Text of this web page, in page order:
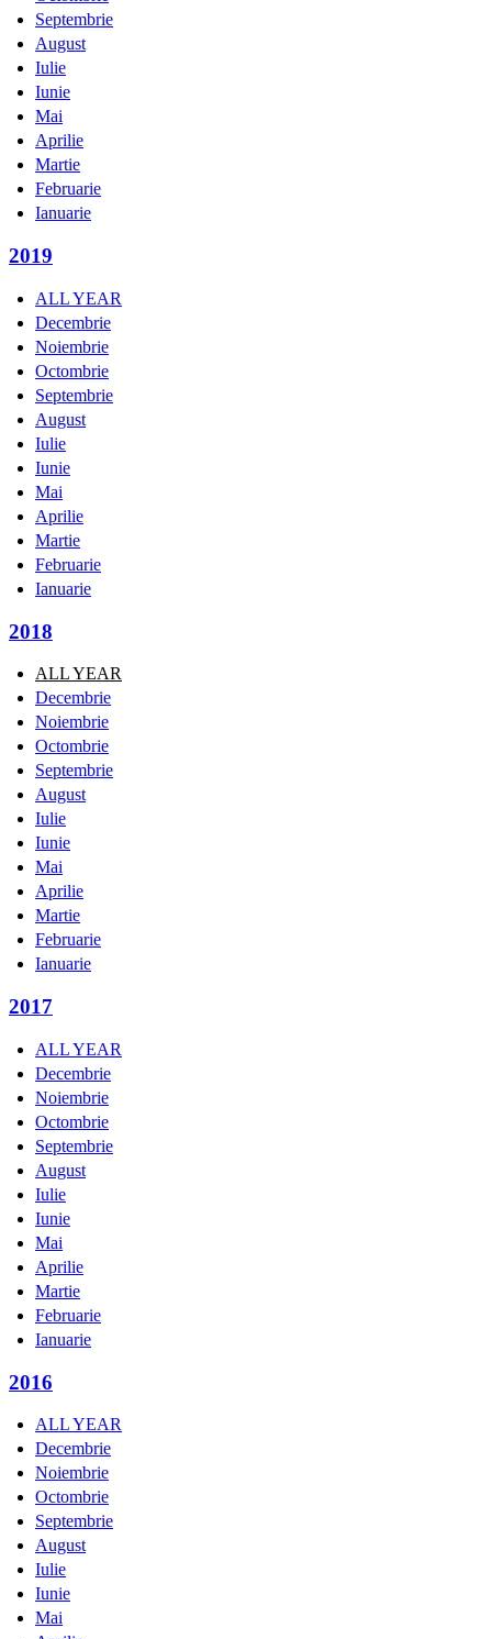
Septembrie
August
Iulie
Iunie
Mai
Aprilie
Martie
Februarie
Ianuarie
2019
ALL YEAR
Decembrie
Noiembrie
Octombrie
Septembrie
August
Iulie
Iunie
Mai
Aprilie
Martie
Februarie
Ianuarie
2018
ALL YEAR
Decembrie
Noiembrie
Octombrie
Septembrie
August
Iulie
Iunie
Mai
Aprilie
Martie
Februarie
Ianuarie
2017
ALL YEAR
Decembrie
Noiembrie
Octombrie
Septembrie
August
Iulie
Iunie
Mai
Aprilie
Martie
Februarie
Ianuarie
2016
ALL YEAR
Decembrie
Noiembrie
Octombrie
Septembrie
August
Iulie
Iunie
Mai